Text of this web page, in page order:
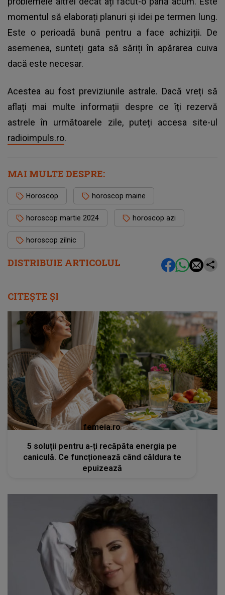
DISTRIBUIE ARTICOLUL
momentul să elaborați planuri și idei pe termen lung.
Este o perioadă bună pentru a face achiziții. De
asemenea, sunteți gata să săriți în apărarea cuiva
dacă este necesar.
Acestea au fost previziunile astrale. Dacă vreți să
aflați mai multe informații despre ce îți rezervă
astrele în următoarele zile, puteți accesa site-ul
radioimpuls.ro.
MAI MULTE DESPRE:
Horoscop horoscop maine
horoscop martie 2024 horoscop azi
horoscop zilnic
CITEȘTE ȘI
femeia.ro
5 soluții pentru a-ți recăpăta energia pe
caniculă. Ce funcționează când căldura te
epuizează